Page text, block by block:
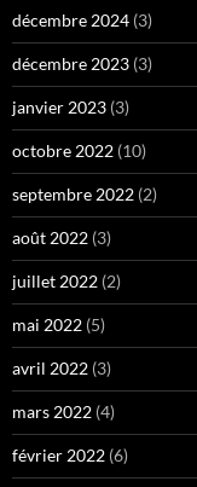
décembre 2024 (3)
décembre 2023 (3)
janvier 2023 (3)
octobre 2022 (10)
septembre 2022 (2)
août 2022 (3)
juillet 2022 (2)
mai 2022 (5)
avril 2022 (3)
mars 2022 (4)
février 2022 (6)